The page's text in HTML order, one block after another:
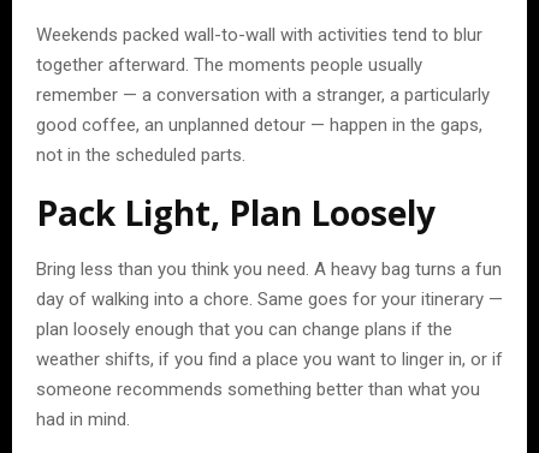
Weekends packed wall-to-wall with activities tend to blur
together afterward. The moments people usually
remember — a conversation with a stranger, a particularly
good coffee, an unplanned detour — happen in the gaps,
not in the scheduled parts.
Pack Light, Plan Loosely
Bring less than you think you need. A heavy bag turns a fun
day of walking into a chore. Same goes for your itinerary —
plan loosely enough that you can change plans if the
weather shifts, if you find a place you want to linger in, or if
someone recommends something better than what you
had in mind.